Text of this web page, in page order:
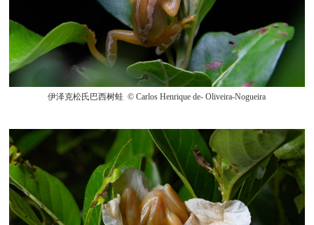
伊泽克松氏巴西树蛙 © Carlos Henrique de- Oliveira-Nogueira